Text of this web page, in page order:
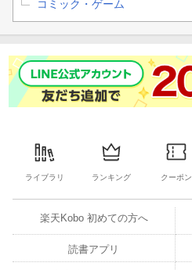
コミック・ゲーム
ライブラリ ランキング クーポン
楽天Kobo 初めての方へ
読書アプリ